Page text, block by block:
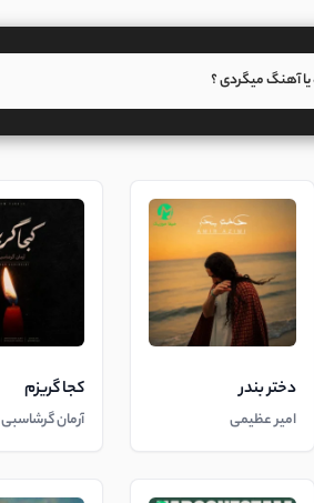
دختر بندر
امیر عظیمی
کجا گریزم
آرمان گرشاسبی